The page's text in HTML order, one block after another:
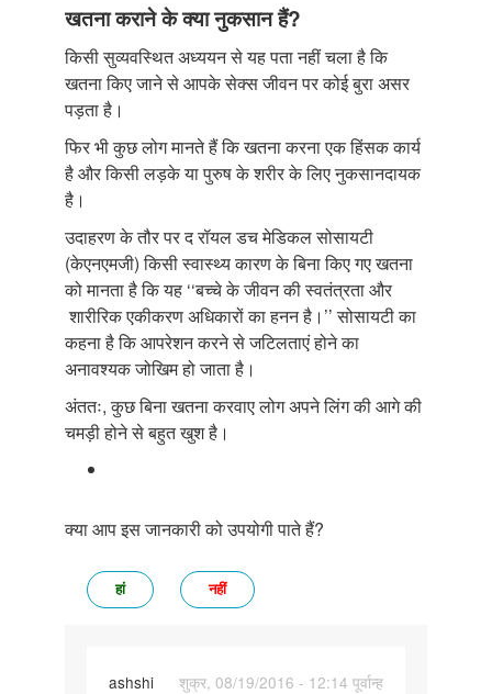
खतना कराने के क्या नुकसान हैं?
किसी सुव्यवस्थित अध्ययन से यह पता नहीं चला है कि
खतना किए जाने से आपके सेक्स जीवन पर कोई बुरा असर
पड़ता है।
फिर भी कुछ लोग मानते हैं कि खतना करना एक हिंसक कार्य
है और किसी लड़के या पुरुष के शरीर के लिए नुकसानदायक
है।
उदाहरण के तौर पर द रॉयल डच मेडिकल सोसायटी
(केएनएमजी) किसी स्वास्थ्य कारण के बिना किए गए खतना
को मानता है कि यह ‘‘बच्चे के जीवन की स्वतंत्रता और
शारीरिक एकीकरण अधिकारों का हनन है।’’ सोसायटी का
कहना है कि आपरेशन करने से जटिलताएं होने का
अनावश्यक जोखिम हो जाता है।
अंततः, कुछ बिना खतना करवाए लोग अपने लिंग की आगे की
चमड़ी होने से बहुत खुश है।
क्या आप इस जानकारी को उपयोगी पाते हैं?
हां नहीं
ashshi
शुक्र, 08/19/2016 - 12:14 पूर्वान्ह